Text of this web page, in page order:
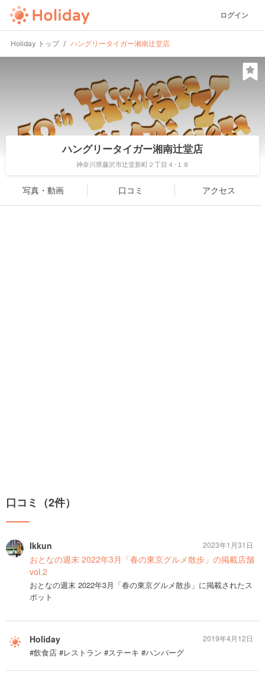
ログイン
Holiday トップ ハングリータイガー湘南辻堂店
ハングリータイガー湘南辻堂店
神奈川県藤沢市辻堂新町２丁目４-１８
写真・動画 口コミ アクセス
口コミ（2件）
Ikkun
おとなの週末 2022年3月「春の東京グルメ散歩」の掲載店舗
vol.2
おとなの週末 2022年3月「春の東京グルメ散歩」に掲載されたス
ポット
2023年1月31日
Holiday
#飲食店 #レストラン #ステーキ #ハンバーグ
2019年4月12日